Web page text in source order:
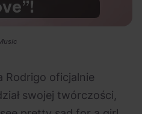
eBilet Festiwal 05.08.2026
Rodrigo oficjalnie
swojej twórczości,